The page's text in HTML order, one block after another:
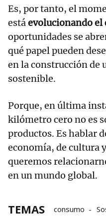
Es, por tanto, el
estáevolucionando el
oportunidades se
qué papel pueden
en la construcción de
sostenible.
Porque, en última
kilómetro cero no es
productos. Es hablar
economía, de cultura
queremos
en un mundo global.
TEMAS consumo